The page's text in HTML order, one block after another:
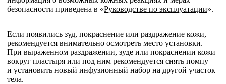
безопасности приведена в «Руководстве по эксплуатации».
Если появились зуд, покраснение или раздражение кожи,
рекомендуется внимательно осмотреть место установки.
При выраженном раздражении, зуде или покраснении кожи
вокруг пластыря или под ним рекомендуется снять помпу
и установить новый инфузионный набор на другой участок
тела.